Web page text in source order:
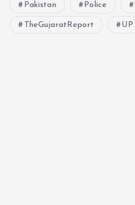
Pakistan Police
TheGujaratReport UP